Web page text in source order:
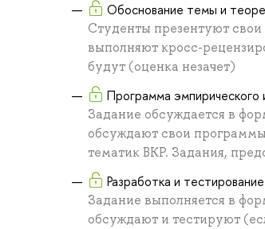
Обоснование темы и
Студенты презентуют свои
выполняют кросс-
будут (оценка незачет)
Программа эмпирического
Задание обсуждается в
обсуждают свои
тематик ВКР. Задания,
Разработка и
Задание выполняется в
обсуждают и тестируют